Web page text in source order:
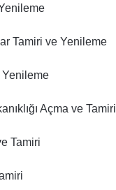
Tamiri ve Yenileme
Yenileme
Açma ve Tamiri
Tamiri